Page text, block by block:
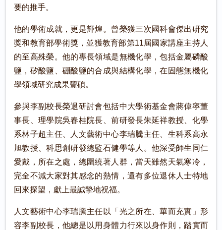
要的推手。
他的學術成就，更是輝煌。曾榮獲三次國科會傑出研究
獎和教育部學術獎，並獲教育部第11屆國家講座主持人
的至高殊榮。他的專長領域是無機化學，包括金屬磷酸
鹽，矽酸鹽、硼酸鹽的合成與結構化學，在固態無機化
學領域研究成果豐碩。
參與李副校長榮退研討會包括中大學術基金會蔣偉寧董
事長、理學院吳春桂院長、前研發長朱延祥教授、化學
系林子超主任、人文藝術中心李瑞騰主任、生科系高永
旭教授、科思創研發總監石健學等人。他深受師生同仁
愛戴，所在之處，總圍繞著人群，當天雖然天氣寒冷，
完全不減大家對其感念的熱情，還有多位退休人士特地
回來探望，獻上最誠摯地祝福。
人文藝術中心李瑞騰主任以「光之所在、華而充實」形
容李副校長，他總是以用身體力行來以身作則，踏實而